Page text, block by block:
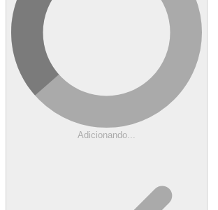
Adicionando...